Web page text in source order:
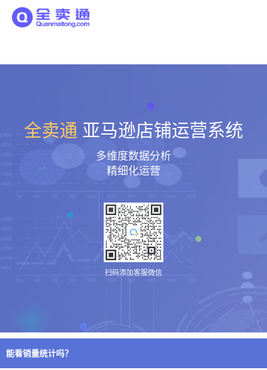
全卖通 亚马逊店铺运营系统
多维度数据分析
精细化运营
扫码添加客服微信
能看销量统计吗？